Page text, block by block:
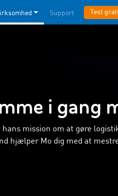
Support Test
i gang
hans mission om at gøre
hjælper Mo dig med at